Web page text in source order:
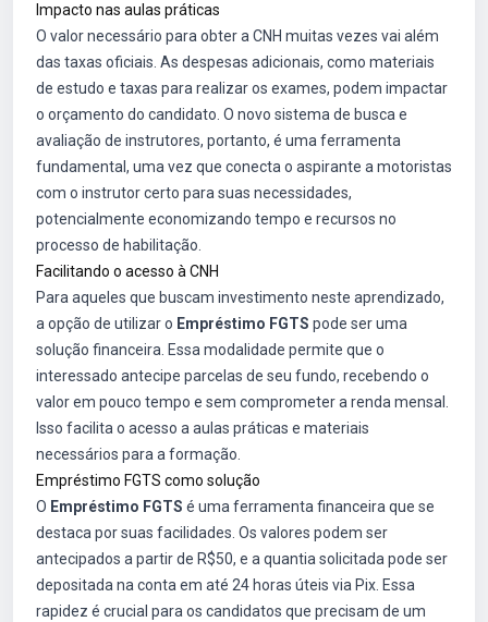
Impacto nas aulas práticas
O valor necessário para obter a CNH muitas vezes vai além
das taxas oficiais. As despesas adicionais, como materiais
de estudo e taxas para realizar os exames, podem impactar
o orçamento do candidato. O novo sistema de busca e
avaliação de instrutores, portanto, é uma ferramenta
fundamental, uma vez que conecta o aspirante a motoristas
com o instrutor certo para suas necessidades,
potencialmente economizando tempo e recursos no
processo de habilitação.
Facilitando o acesso à CNH
Para aqueles que buscam investimento neste aprendizado,
a opção de utilizar o Empréstimo FGTS pode ser uma
solução financeira. Essa modalidade permite que o
interessado antecipe parcelas de seu fundo, recebendo o
valor em pouco tempo e sem comprometer a renda mensal.
Isso facilita o acesso a aulas práticas e materiais
necessários para a formação.
Empréstimo FGTS como solução
O Empréstimo FGTS é uma ferramenta financeira que se
destaca por suas facilidades. Os valores podem ser
antecipados a partir de R$50, e a quantia solicitada pode ser
depositada na conta em até 24 horas úteis via Pix. Essa
rapidez é crucial para os candidatos que precisam de um